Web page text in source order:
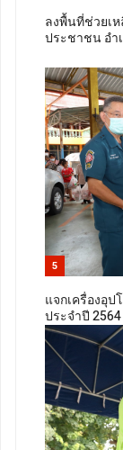
ลงพื้นที่ช่วยเ
ประชาชน อำ
5
แจกเครื่องอุ
ประจำปี